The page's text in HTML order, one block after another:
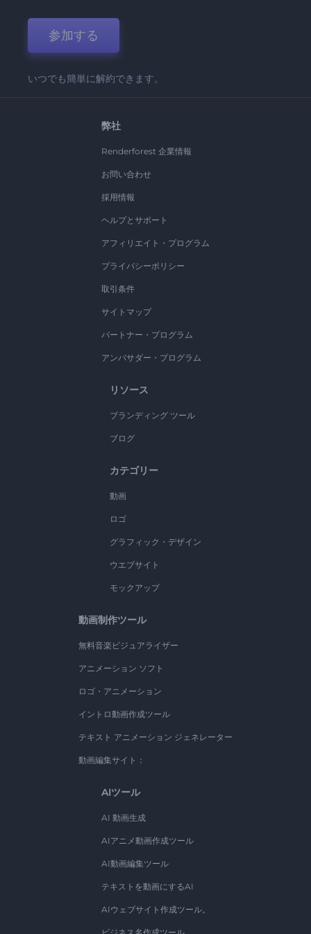
参加する
いつでも簡単に解約できます。
弊社
Renderforest 企業情報
お問い合わせ
採用情報
ヘルプとサポート
アフィリエイト・プログラム
プライバシーポリシー
取引条件
サイトマップ
パートナー・プログラム
アンバサダー・プログラム
リソース
ブランディング ツール
ブログ
カテゴリー
動画
ロゴ
グラフィック・デザイン
ウエブサイト
モックアップ
動画制作ツール
無料音楽ビジュアライザー
アニメーション ソフト
ロゴ・アニメーション
イントロ動画作成ツール
テキスト アニメーション ジェネレーター
動画編集サイト：
AIツール
AI 動画生成
AIアニメ動画作成ツール
AI動画編集ツール
テキストを動画にするAI
AIウェブサイト作成ツール。